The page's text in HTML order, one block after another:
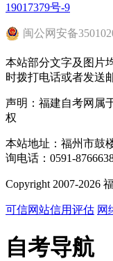
19017379号-9
闽公网安备
本站部分文字及图片
时拨打电话或者发送
声明：福建自考网属
权
本站地址：福州市鼓
询电话：0591-
Copyright 2007-2026
可信网站信用评估 网
自考导航